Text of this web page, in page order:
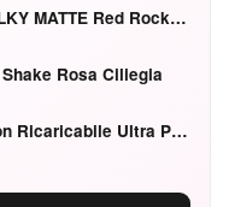
MAC M·A·CXIMAL SILKY MATTE Red Rock mat
Rosa Ciliegia
Hourglass Confession Ricaricabile Ultra Preciso Ad Alta Intensità Secretly Classic Red